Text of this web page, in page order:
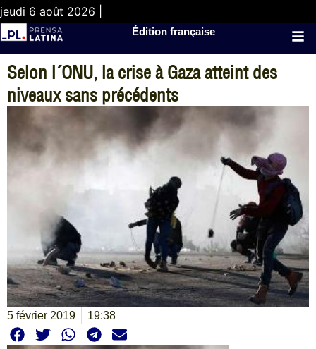
jeudi 6 août 2026 |
Édition française
Selon l´ONU, la crise à Gaza atteint des
niveaux sans précédents
5 février 2019 19:38